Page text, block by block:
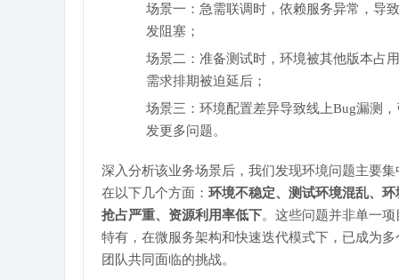
场景一：急需联调时，依赖服务异常，导
发阻塞；
场景二：准备测试时，环境被其他版本占用
需求排期被迫延后；
场景三：环境配置差异导致线上Bug漏测，
发更多问题。
深入分析该业务场景后，我们发现环境问题主要集
在以下几个方面： 环境不稳定、测试环境混乱、环
抢占严重、资源利用率低下。这些问题并非单一项
特有，在微服务架构和快速迭代模式下，已成为多
团队共同面临的挑战。